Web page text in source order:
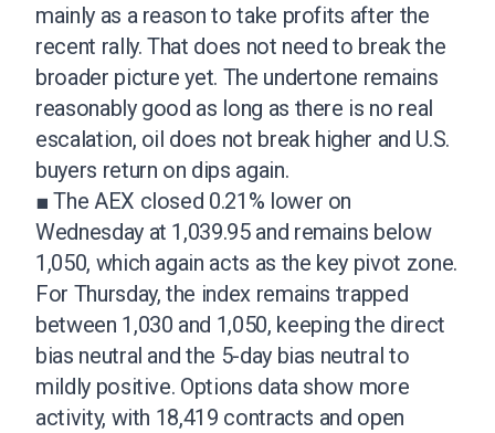
mainly as a reason to take profits after the
recent rally. That does not need to break the
broader picture yet. The undertone remains
reasonably good as long as there is no real
escalation, oil does not break higher and U.S.
buyers return on dips again.
■ The AEX closed 0.21% lower on
Wednesday at 1,039.95 and remains below
1,050, which again acts as the key pivot zone.
For Thursday, the index remains trapped
between 1,030 and 1,050, keeping the direct
bias neutral and the 5-day bias neutral to
mildly positive. Options data show more
activity, with 18,419 contracts and open